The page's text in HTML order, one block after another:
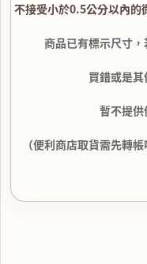
不接受小於0.5公分以內的
商品已有標示尺寸
買錯或是
暫不提
（便利商店取貨需先轉